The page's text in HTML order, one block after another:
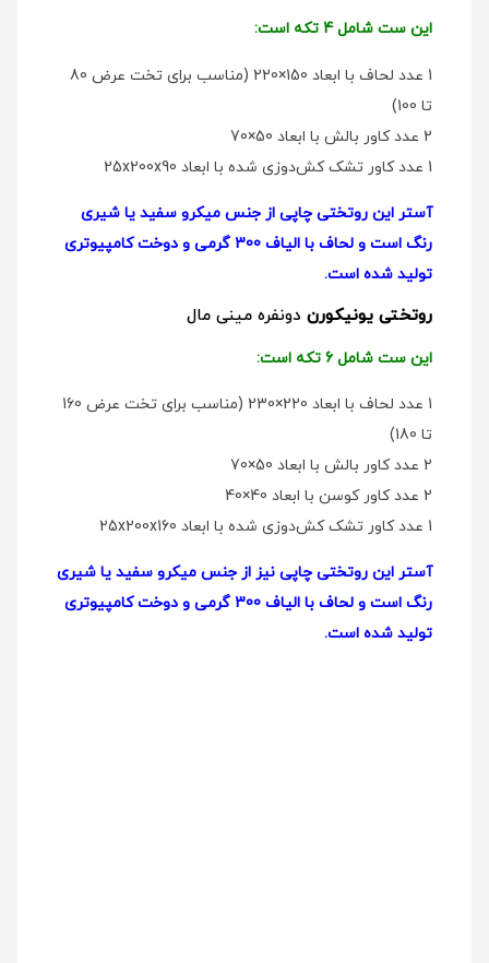
این ست شامل 4 تکه است:
1 عدد لحاف با ابعاد 150×220 (مناسب برای تخت عرض 80
تا 100)
2 عدد کاور بالش با ابعاد 50×70
1 عدد کاور تشک کش‌دوزی شده با ابعاد 25x200x90
آستر این روتختی چاپی از جنس میکرو سفید یا شیری
رنگ است و لحاف با الیاف 300 گرمی و دوخت کامپیوتری
تولید شده است.
روتختی یونیکورن دو‌نفره مینی مال
این ست شامل 6 تکه است:
1 عدد لحاف با ابعاد 220×230 (مناسب برای تخت عرض 160
تا 180)
2 عدد کاور بالش با ابعاد 50×70
2 عدد کاور کوسن با ابعاد 40×40
1 عدد کاور تشک کش‌دوزی شده با ابعاد 25x200x160
آستر این روتختی چاپی نیز از جنس میکرو سفید یا شیری
رنگ است و لحاف با الیاف 300 گرمی و دوخت کامپیوتری
تولید شده است.